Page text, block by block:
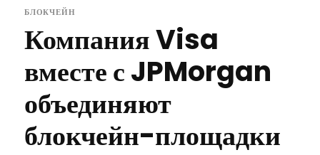
БЛОКЧЕЙН
Компания Visa
вместе с JPMorgan
объединяют
блокчейн-площадки